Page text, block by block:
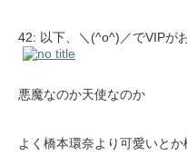
42: 以下、＼(^o^)／でVIPが
悪魔なのか天使なのか
よく橋本環奈より可愛いと